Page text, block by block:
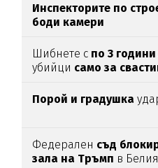
Инспекторите по
боди камери
Шибнете с по 3
убийци само за
Порой и градушка
Федерален съд
зала на Тръмп в